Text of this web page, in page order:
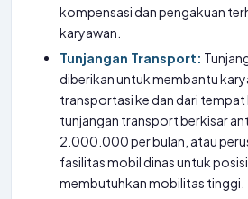
kompensasi dan pengakuan
karyawan.
Tunjangan Transport:
diberikan untuk membantu
transportasi ke dan dari tempat
tunjangan transport berkisar
2.000.000 per bulan, atau
fasilitas mobil dinas untuk
membutuhkan mobilitas tinggi.